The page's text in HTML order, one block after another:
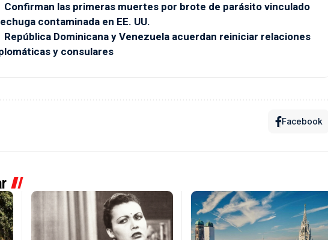
Confirman las primeras muertes por brote de parásito vinculado
contaminada en EE. UU.
República Dominicana y Venezuela acuerdan reiniciar relaciones
y consulares
Facebook